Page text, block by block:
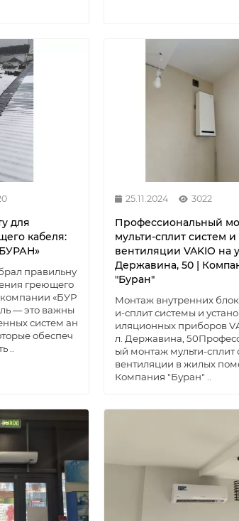
для
кабеля:
правильну
греющего
компании «БУР
— это важны
систем ан
обеспеч
..
25.11.2024 3022
Профессиональный
мульти-сплит систем и
вентиляции VAKIO на
Державина, 50 |
"Буран"
Монтаж внутренних
и-сплит системы и
иляционных приборов
л. Державина,
ый монтаж мульти-сплит
вентиляции в жилых
Компания "Буран" ..